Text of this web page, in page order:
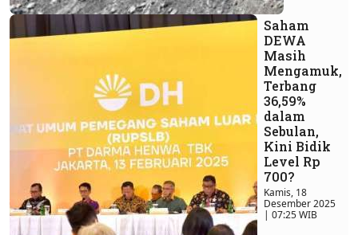
Saham
DEWA
Masih
Mengamuk,
Terbang
36,59%
dalam
Sebulan,
Kini Bidik
Level Rp
700?
Kamis, 18
Desember 2025
| 07:25 WIB